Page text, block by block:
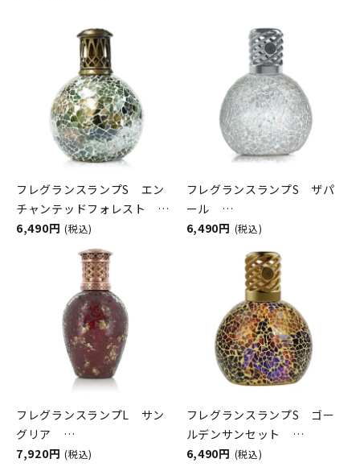
フレグランスランプS エン
チャンテッドフォレスト
ASHLEIGH&BURWOOD（ア
シュレイアンドバーウッド）
6,490円 (税込)
フレグランスランプS ザパ
ール
ASHLEIGH&BURWOOD（ア
シュレイアンドバーウッド）
6,490円 (税込)
フレグランスランプL サン
グリア
ASHLEIGH&BURWOOD（ア
7,920円 (税込)
フレグランスランプS ゴー
ルデンサンセット
ASHLEIGH&BURWOOD（ア
6,490円 (税込)